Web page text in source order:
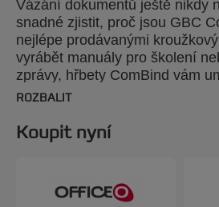
Vázání dokumentů ještě nikdy
snadné zjistit, proč jsou GBC
nejlépe prodávanými
vyrábět manuály pro školení
zprávy, hřbety ComBind vám
stylově svázané dokumenty,
při psaní poznámek nebo
rovně, přitom lze s využitím
odstraňovat listy. Odolné
nepoškrábou, nelámou se,
ROZBALIT
Koupit nyní